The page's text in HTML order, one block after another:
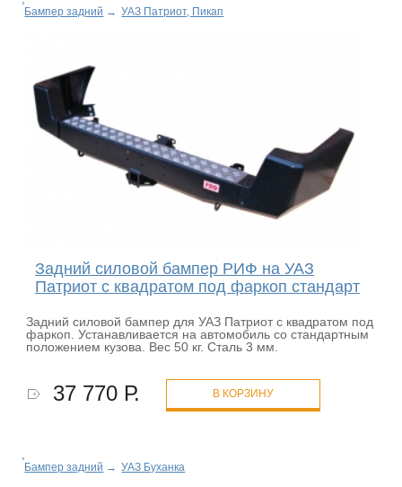
Бампер задний → УАЗ Патриот, Пикап
Задний силовой бампер РИФ на УАЗ
Патриот с квадратом под фаркоп стандарт
Задний силовой бампер для УАЗ Патриот с квадратом под
фаркоп. Устанавливается на автомобиль со стандартным
положением кузова. Вес 50 кг. Сталь 3 мм.
37 770 Р. В КОРЗИНУ
Бампер задний → УАЗ Буханка